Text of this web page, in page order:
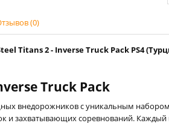
(0)
Titans 2 - Inverse Truck Pack PS4
Truck Pack
внедорожников с уникальным набором
и захватывающих соревнований.